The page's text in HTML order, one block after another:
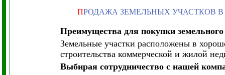
ПРОДАЖА ЗЕМЕЛЬНЫХ УЧАСТКОВ
Преимущества для покупки земельного
Земельные участки расположены в
строительства коммерческой и жилой
Выбирая сотрудничество с нашей